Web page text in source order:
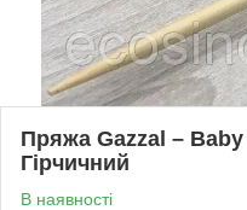
Пряжа Gazzal – Baby
Гірчичний
В наявності